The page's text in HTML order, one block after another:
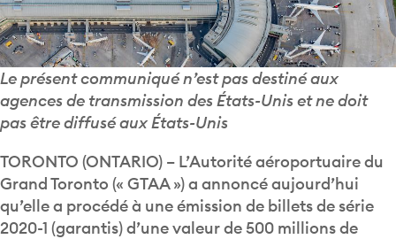
Le présent communiqué n’est pas destiné aux
agences de transmission des États-Unis et ne doit
pas être diffusé aux États-Unis
TORONTO (ONTARIO) – L’Autorité aéroportuaire du
Grand Toronto (« GTAA ») a annoncé aujourd’hui
qu’elle a procédé à une émission de billets de série
2020-1 (garantis) d’une valeur de 500 millions de